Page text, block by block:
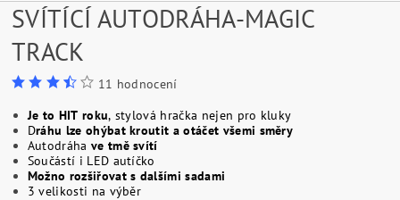
SVÍTÍCÍ AUTODRÁHA-MAGIC
TRACK
11 hodnocení
Je to HIT roku, stylová hračka nejen pro kluky
Dráhu lze ohýbat kroutit a otáčet všemi směry
Autodráha ve tmě svítí
Součástí i LED autíčko
Možno rozšiřovat s dalšími sadami
3 velikosti na výběr